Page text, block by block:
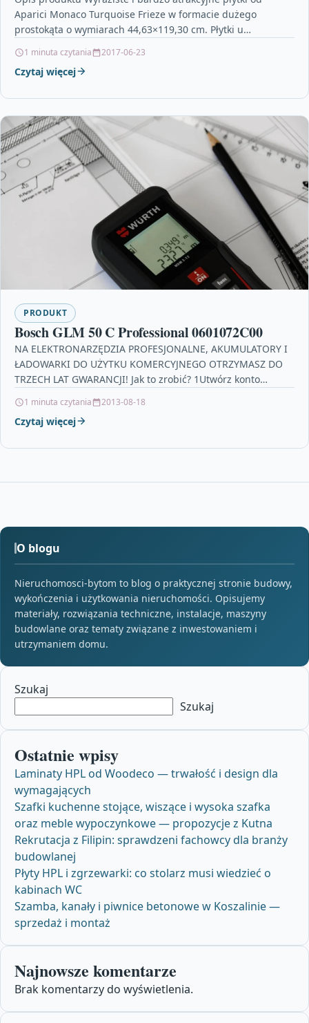
Aparici Monaco Turquoise Frieze w formacie dużego
prostokąta o wymiarach 44,63×119,30 cm. Płytki u
1 minuta czytania 2017-06-23
Czytaj więcej
PRODUKT
Bosch GLM 50 C Professional 0601072C00
NA ELEKTRONARZĘDZIA PROFESJONALNE, AKUMULATORY I
ŁADOWARKI DO UŻYTKU KOMERCYJNEGO OTRZYMASZ DO
TRZECH LAT GWARANCJI! Jak to zrobić? 1Utwórz konto
1 minuta czytania 2013-08-18
Czytaj więcej
O blogu
Nieruchomosci-bytom to blog o praktycznej stronie budowy,
wykończenia i użytkowania nieruchomości. Opisujemy
materiały, rozwiązania techniczne, instalacje, maszyny
budowlane oraz tematy związane z inwestowaniem i
utrzymaniem domu.
Szukaj
Szukaj
Ostatnie wpisy
Laminaty HPL od Woodeco — trwałość i design dla
wymagających
Szafki kuchenne stojące, wiszące i wysoka szafka
oraz meble wypoczynkowe — propozycje z Kutna
Rekrutacja z Filipin: sprawdzeni fachowcy dla branży
budowlanej
Płyty HPL i zgrzewarki: co stolarz musi wiedzieć o
kabinach WC
Szamba, kanały i piwnice betonowe w Koszalinie —
sprzedaż i montaż
Najnowsze komentarze
Brak komentarzy do wyświetlenia.